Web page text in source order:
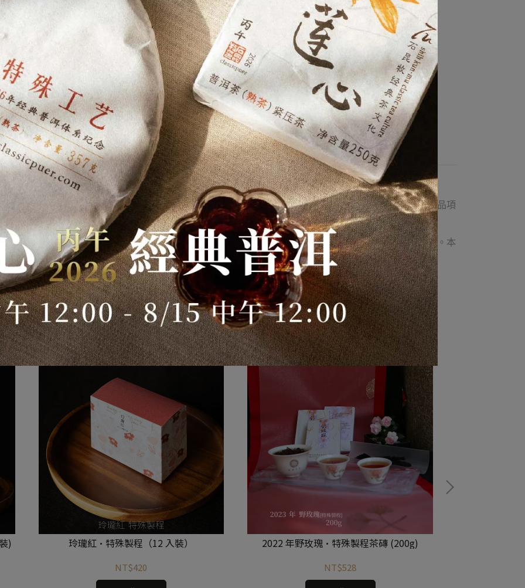
出現自然陳化之輕微破損、茶漬斑駁或茶油暈染等痕跡，屬陳化正常情況。本公司將盡可能以包裝美觀品項
對外觀保存度高要求者，請勿下單。
等不可抗力因素，茶品製作過程難以盡善盡美，茶餅實際克重也將經長年存放而逐年消減，屬自然現象。本
排出貨，完美主義及對陳茶倉儲之自然變化無法理解者，請勿下單。
) 玲瓏紅·特殊製程（12 入裝）
NT$420
2022 年野玫瑰·特殊製程茶磚 (200g)
NT$528